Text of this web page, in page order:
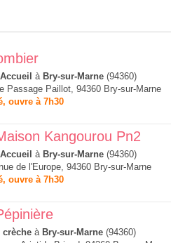
à Bry-sur-Marne (94360)
Passage Paillot, 94360 Bry-sur-Marne
ouvre à 7h30
Kangourou Pn2
à Bry-sur-Marne (94360)
de l'Europe, 94360 Bry-sur-Marne
ouvre à 7h30
crèche à Bry-sur-Marne (94360)